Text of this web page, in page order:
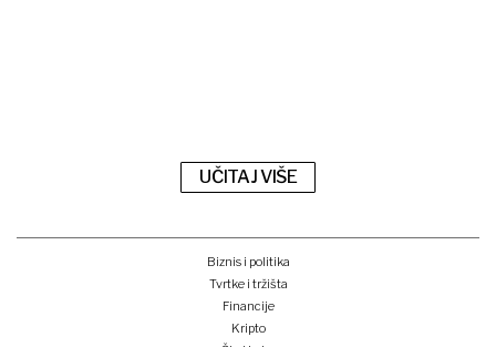
UČITAJ VIŠE
Biznis i politika
Tvrtke i tržišta
Financije
Kripto